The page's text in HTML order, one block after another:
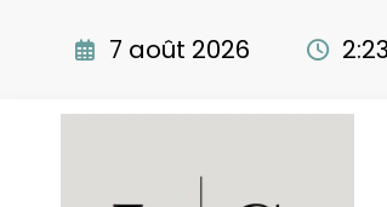
7 août 2026